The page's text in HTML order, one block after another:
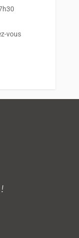
vous